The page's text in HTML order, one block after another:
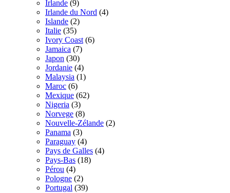
Irlande (9)
Irlande du Nord (4)
Islande (2)
Italie (35)
Ivory Coast (6)
Jamaica (7)
Japon (30)
Jordanie (4)
Malaysia (1)
Maroc (6)
Mexique (62)
Nigeria (3)
Norvege (8)
Nouvelle-Zélande (2)
Panama (3)
Paraguay (4)
Pays de Galles (4)
Pays-Bas (18)
Pérou (4)
Pologne (2)
Portugal (39)